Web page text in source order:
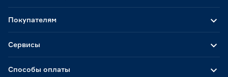
Способы оплаты
Покупателям
Сервисы